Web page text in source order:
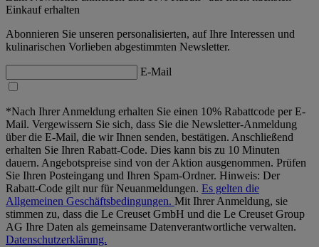
Einkauf erhalten
Abonnieren Sie unseren personalisierten, auf Ihre Interessen und
kulinarischen Vorlieben abgestimmten Newsletter.
E-Mail
*Nach Ihrer Anmeldung erhalten Sie einen 10% Rabattcode per E-
Mail. Vergewissern Sie sich, dass Sie die Newsletter-Anmeldung
über die E-Mail, die wir Ihnen senden, bestätigen. Anschließend
erhalten Sie Ihren Rabatt-Code. Dies kann bis zu 10 Minuten
dauern. Angebotspreise sind von der Aktion ausgenommen. Prüfen
Sie Ihren Posteingang und Ihren Spam-Ordner. Hinweis: Der
Rabatt-Code gilt nur für Neuanmeldungen. Es gelten die
Allgemeinen Geschäftsbedingungen. Mit Ihrer Anmeldung, sie
stimmen zu, dass die Le Creuset GmbH und die Le Creuset Group
AG Ihre Daten als gemeinsame Datenverantwortliche verwalten.
Datenschutzerklärung.